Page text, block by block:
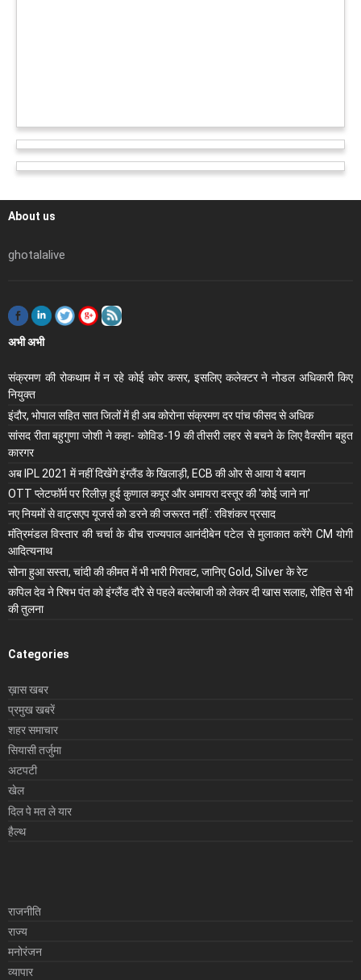
About us
ghotalalive
अभी अभी
संक्रमण की रोकथाम में न रहे कोई कोर कसर, इसलिए कलेक्‍टर ने नोडल अधिकारी किए
नियुक्‍त
इंदौर, भोपाल सहित सात जिलों में ही अब कोरोना संक्रमण दर पांच फीसद से अधिक
सांसद रीता बहुगुणा जोशी ने कहा- कोविड-19 की तीसरी लहर से बचने के लिए वैक्सीन बहुत
कारगर
अब IPL 2021 में नहीं दिखेंगे इंग्लैंड के खिलाड़ी, ECB की ओर से आया ये बयान
OTT प्लेटफॉर्म पर रिलीज़ हुई कुणाल कपूर और अमायरा दस्तूर की 'कोई जाने ना'
नए नियमों से वाट्सएप यूजर्स को डरने की जरूरत नहीं : रविशंकर प्रसाद
मंंत्रिमंडल विस्तार की चर्चा के बीच राज्यपाल आनंदीबेन पटेल से मुलाकात करेंगे CM योगी
आदित्यनाथ
सोना हुआ सस्ता, चांदी की कीमत में भी भारी गिरावट, जानिए Gold, Silver के रेट
कपिल देव ने रिषभ पंत को इंग्लैंड दौरे से पहले बल्लेबाजी को लेकर दी खास सलाह, रोहित से भी
की तुलना
Categories
ख़ास खबर
प्रमुख खबरें
शहर समाचार
सियासी तर्जुमा
अटपटी
खेल
दिल पे मत ले यार
हैल्थ
राजनीति
राज्य
मनोरंजन
व्यापार